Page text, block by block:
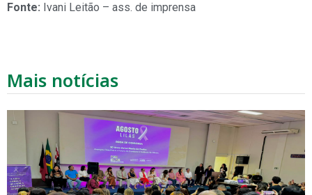
Fonte: Ivani Leitão – ass. de imprensa
Mais notícias